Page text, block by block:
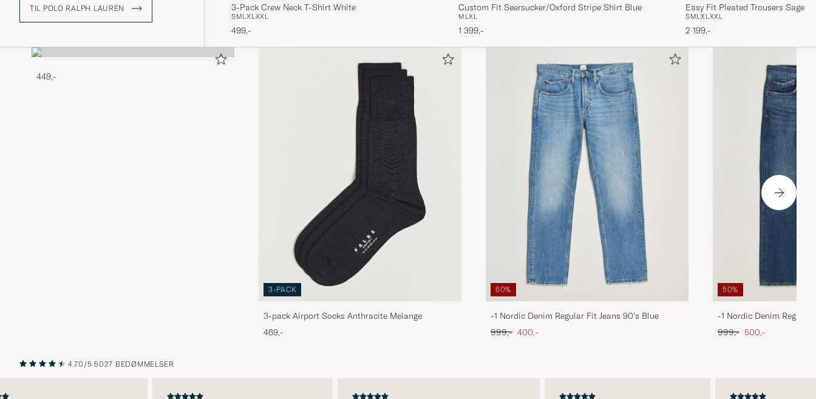
TIL POLO RALPH LAUREN 3-Pack Crew Neck T-Shirt White
SMLXL XXL
499,-
Custom Fit Seersucker/Oxford Stripe Shirt Blue
M LXL
1 399,-
Easy Fit Pleated Trousers Sage
SMLXL XXL
2 199,-
449,-
3-PACK
3-pack Airport Socks Anthracite Melange
469,-
60%
-1 Nordic Denim Regular Fit Jeans 90's Blue
Ordinary pris
999,- Nedsat pris
400,-
50%
-1 Nordic Denim Regular
Ordinary pris
999,- Nedsat pris
500,-
FORRIGE
4.70/5 5027 BEDØMMELSER